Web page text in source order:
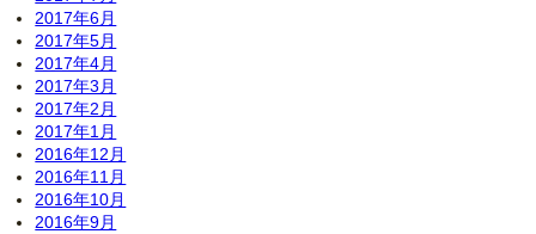
2017年6月
2017年5月
2017年4月
2017年3月
2017年2月
2017年1月
2016年12月
2016年11月
2016年10月
2016年9月